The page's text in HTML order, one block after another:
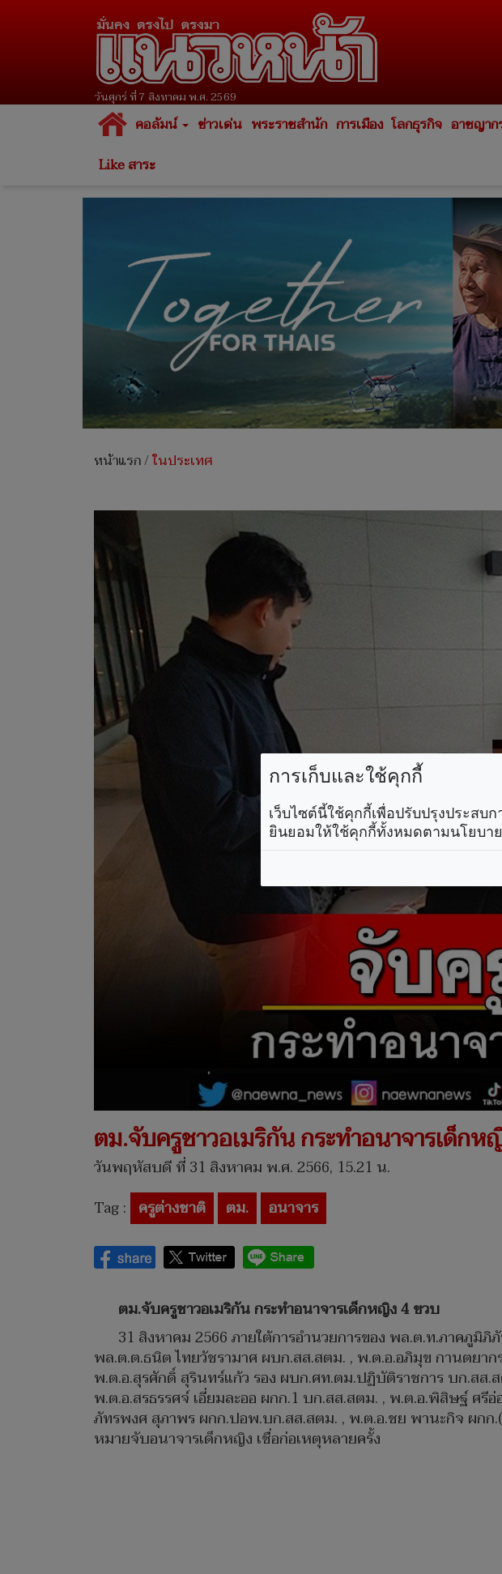
วันศุกร์ ที่ 7 สิงหาคม พ.ศ. 2569
คอลัมน์ ข่าวเด่น พระราชสำนัก การเมือง โลกธุรกิจ อาชญาก
Like สาระ
หน้าแรก/ในประเทศ
ตม.จับครูชาวอเมริกัน กระทำอนาจารเด็กห
วันพฤหัสบดี ที่ 31 สิงหาคม พ.ศ. 2566, 15.21 น.
Tag : ครูต่างชาติ ตม. อนาจาร
ตม.จับครูชาวอเมริกัน กระทำอนาจารเด็กหญิง 4 ขวบ
31 สิงหาคม 2566 ภายใต้การอำนวยการของ พล.ต.ท.ภาค
พล.ต.ต.ธนิต ไทยวัชรามาศ ผบก.สส.สตม. , พ.ต.อ.อภิมุข กานตยา
พ.ต.อ.สุรศักดิ์ สุรินทร์แก้ว รอง ผบก.ศท.ตม.ปฏิบัติราชการ บก.สส
พ.ต.อ.สรธรรศจ์ เอี่ยมละออ ผกก.1 บก.สส.สตม. , พ.ต.อ.พิสิษฐ์ ศ
ภัทรพงศ สุภาพร ผกก.ปอพ.บก.สส.สตม. , พ.ต.อ.ชย พานะกิจ ผก
หมายจับอนาจารเด็กหญิง เชื่อก่อเหตุหลายครั้ง
การเก็บและใช้คุกกี้
เว็บไซต์นี้ใช้คุกกี้เพื่อปรับปรุงประสบ
ยินยอมให้ใช้คุกกี้ทั้งหมดตามนโยบาย